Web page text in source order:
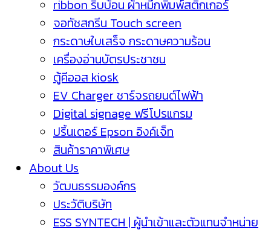
ribbon ริบบ้อน ผ้าหมึกพิมพ์สติกเกอร์
จอทัชสกรีน Touch screen
กระดาษใบเสร็จ กระดาษความร้อน
เครื่องอ่านบัตรประชาชน
ตู้คีออส kiosk
EV Charger ชาร์จรถยนต์ไฟฟ้า
Digital signage ฟรีโปรแกรม
ปริ้นเตอร์ Epson อิงค์เจ็ท
สินค้าราคาพิเศษ
About Us
วัฒนธรรมองค์กร
ประวัติบริษัท
ESS SYNTECH | ผู้นำเข้าและตัวแทนจำหน่าย